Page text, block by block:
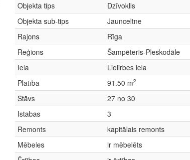
Objekta tips
Dzīvoklis
Objekta sub-tips
Jaunceltne
Rajons
Rīga
Reģions
Šampēteris-Pleskodāle
Iela
Lielirbes iela
Platība
91.50 m2
Stāvs
27 no 30
Istabas
3
Remonts
kapitālais remonts
Mēbeles
ir mēbelēts